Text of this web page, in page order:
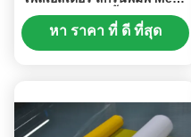
144 นิ้ว
หา ราคา ที่ ดี ที่สุด